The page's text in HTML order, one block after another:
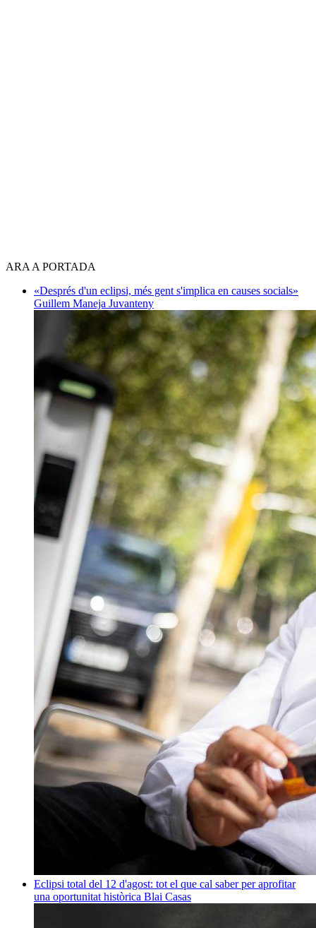
ARA A PORTADA
«Després d'un eclipsi, més gent s'implica en causes socials»
Guillem Maneja Juvanteny
Eclipsi total del 12 d'agost: tot el que cal saber per aprofitar
una oportunitat històrica Blai Casas